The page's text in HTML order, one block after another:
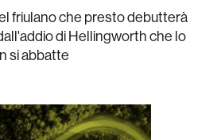
friulano che presto debutterà
di Hellingworth che lo
si abbatte